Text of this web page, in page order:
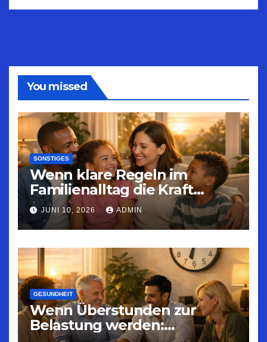
You missed
SONSTIGES
Wenn klare Regeln im
Familienalltag die Kraft
geben, Konflikte in
Gesundheit umzuwandeln
JUNI 10, 2026 ADMIN
GESUNDHEIT
Wenn Überstunden zur
Belastung werden: